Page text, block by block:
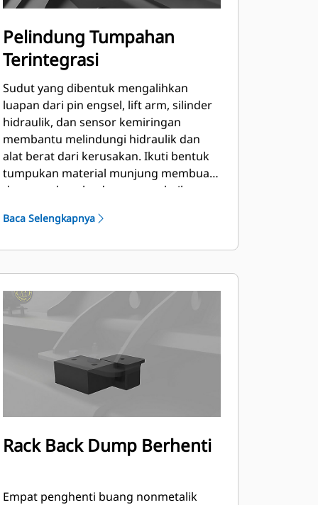
Pelindung Tumpahan
Terintegrasi
Sudut yang dibentuk mengalihkan
luapan dari pin engsel, lift arm, silinder
hidraulik, dan sensor kemiringan
membantu melindungi hidraulik dan
alat berat dari kerusakan. Ikuti bentuk
tumpukan material munjung membuat
daya pandang ke depan yang baik,
membuang.
Baca Selengkapnya
Rack Back Dump Berhenti
Empat penghenti buang nonmetalik